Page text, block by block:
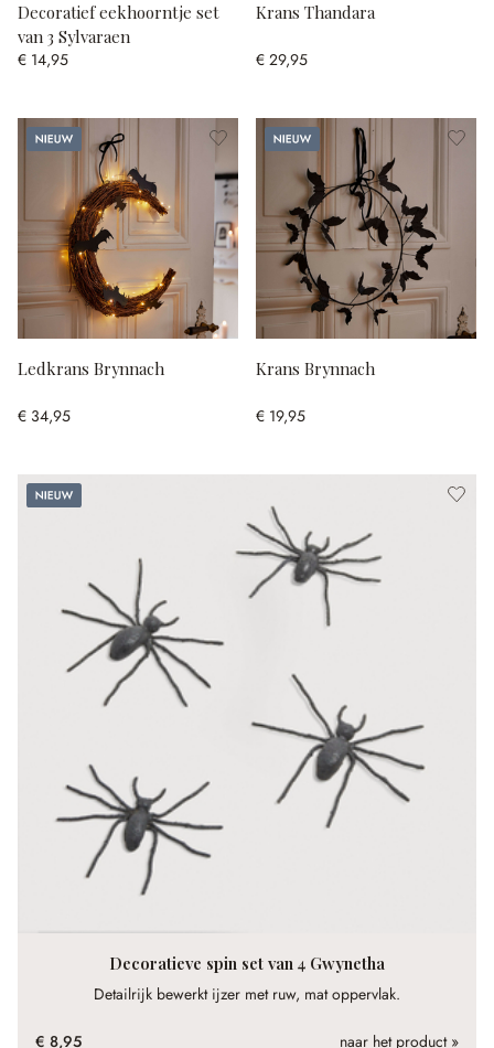
Decoratief eekhoorntje set
van 3 Sylvaraen
€ 14,95
Krans Thandara
€ 29,95
Nieuw
Ledkrans Brynnach
€ 34,95
Nieuw
Decoratieve spin set van 4 Gwynetha
Detailrijk bewerkt ijzer met ruw, mat oppervlak.
€ 8,95 naar het product »
Nieuw
Krans Brynnach
€ 19,95